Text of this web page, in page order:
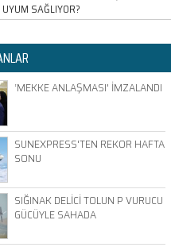
UYUM SAĞLIYOR?
‘MEKKE ANLAŞMASI' İMZALANDI
SUNEXPRESS'TEN REKOR HAFTA
SONU
SIĞINAK DELİCİ TOLUN P VURUCU
GÜCÜYLE SAHADA